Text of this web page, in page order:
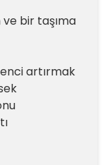
bir taşıma
artırmak